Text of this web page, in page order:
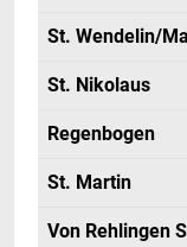
St. Wendelin/
St. Nikolaus
Regenbogen
St. Martin
Von Rehlingen